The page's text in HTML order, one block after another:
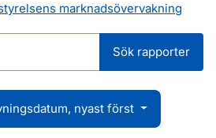
marknadsövervakning
nyast först